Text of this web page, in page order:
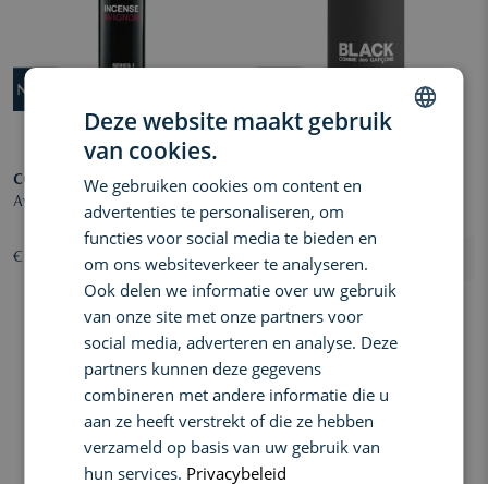
COM.DES GARCONS
Avignon Eau de Parfum
€ 100,00
COM.DES GARCONS
BLACK Eau de Toilette spray
€ 110,00
Deze website maakt gebruik
van cookies.
We gebruiken cookies om content en
advertenties te personaliseren, om
functies voor social media te bieden en
om ons websiteverkeer te analyseren.
Ook delen we informatie over uw gebruik
van onze site met onze partners voor
social media, adverteren en analyse. Deze
partners kunnen deze gegevens
combineren met andere informatie die u
aan ze heeft verstrekt of die ze hebben
verzameld op basis van uw gebruik van
hun services. Privacybeleid